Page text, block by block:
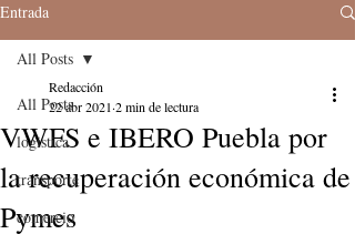
Entrada
All Posts
logistica
transporte
comercio
All Posts
VWFS e IBERO Puebla por
la recuperación económica de
Pymes
Redacción
22 abr 2021 2 min de lectura